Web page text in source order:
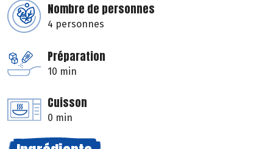
Nombre de personnes
4 personnes
Préparation
10 min
Cuisson
0 min